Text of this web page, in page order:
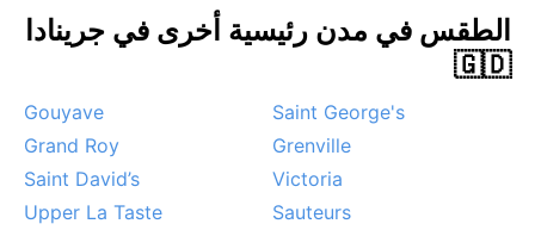
الطقس في مدن رئيسية أخرى في جرينادا
🇬🇩
Saint George's
Gouyave
Grenville
Grand Roy
Victoria
Saint David’s
Sauteurs
Upper La Taste